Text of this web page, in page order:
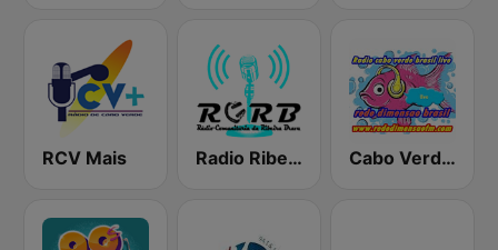
RCV Mais Radio Ribeira Brava Cabo Verde Live